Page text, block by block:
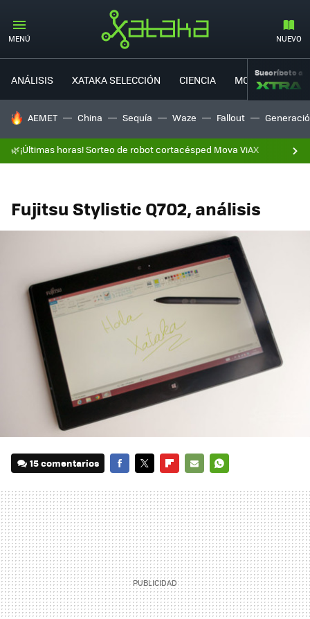
MENÚ NUEVO
ANÁLISIS XATAKA SELECCIÓN CIENCIA MOVILIDAD
Suscríbete a
HOY SE HABLA DE
AEMET China Sequía Waze Fallout
🌿¡Últimas horas! Sorteo de robot cortacésped Mova ViAX
Fujitsu Stylistic Q702, análisis
15 comentarios
MAIL